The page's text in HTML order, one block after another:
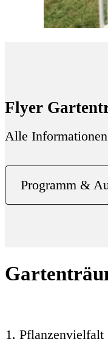
Flyer
Alle
Programm &
Pflanzenvielfalt